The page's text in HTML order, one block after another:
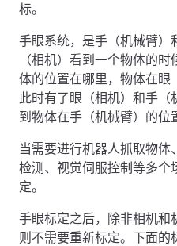
标。
手眼系统，是手（机械臂）
（相机）看到一个物体的
体的位置在哪里，物体在眼
此时有了眼（相机）和手
到物体在手（机械臂）的位
当需要进行机器人抓取物
检测、视觉伺服控制等多个
定。
手眼标定之后，除非相机和
则不需要重新标定。下面的